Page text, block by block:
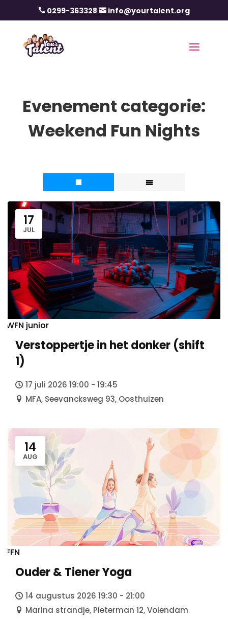
 0299-363328  info@yourtalent.org
AFTER
Evenement categorie:
Weekend Fun Nights
17
JUL
WFN junior
Verstoppertje in het donker (shift
1)
17 juli 2026 19:00 - 19:45
MFA, Seevancksweg 93, Oosthuizen
14
AUG
FFN
Ouder & Tiener Yoga
14 augustus 2026 19:30 - 21:00
Marina strandje, Pieterman 12, Volendam